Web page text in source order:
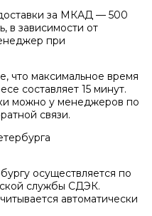
за МКАД — 500
в зависимости от
при
что максимальное время
составляет 15 минут.
можно у менеджеров по
связи.
осуществляется по
службы СДЭК.
автоматически